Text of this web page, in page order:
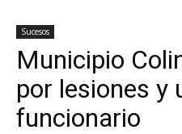
Sucesos
Municipio
por lesiones y
funcionario